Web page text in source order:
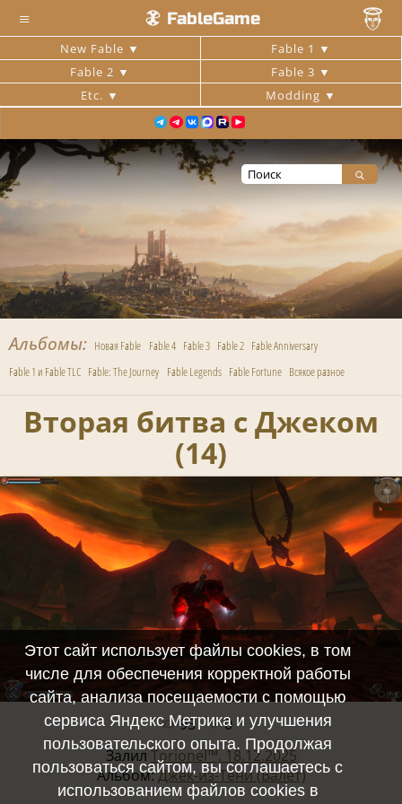
≡ FableGame
New Fable
Fable 1
Fable 2
Fable 3
Etc.
Modding
Альбомы Новая Fable Fable 4 Fable 3 Fable 2 Fable Anniversary
Fable 1 и Fable TLC Fable: The Journey Fable Legends Fable Fortune Всякое разное
Вторая битва с Джеком
(14)
Полный размер -1920x1080/ 1643.0Kb
95
0
ЗалилTorionel™, 18.12.2025
Альбом:Джек-из-Тени (Валет)
Этот сайт использует файлы cookies, в том
числе для обеспечения корректной работы
сайта, анализа посещаемости с помощью
сервиса Яндекс Метрика и улучшения
пользовательского опыта. Продолжая
пользоваться сайтом, вы соглашаетесь с
использованием файлов cookies в